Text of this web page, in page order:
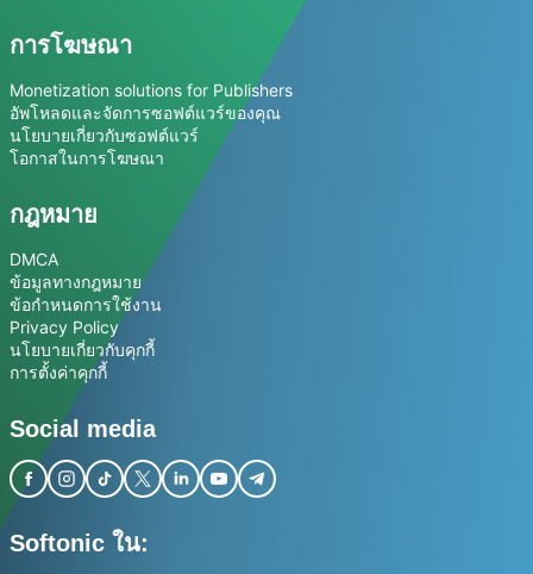
การโฆษณา
Monetization solutions for Publishers
อัพโหลดและจัดการซอฟต์แวร์ของคุณ
นโยบายเกี่ยวกับซอฟต์แวร์
โอกาสในการโฆษณา
กฎหมาย
DMCA
ข้อมูลทางกฎหมาย
ข้อกำหนดการใช้งาน
Privacy Policy
นโยบายเกี่ยวกับคุกกี้
การตั้งค่าคุกกี้
Social media
Softonic ใน: